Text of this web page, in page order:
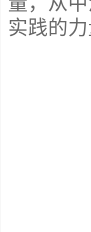
实践的力